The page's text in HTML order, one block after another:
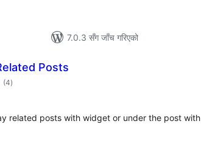
7.0.3 सँग जाँच गरिएको
Posts
(4कुल
रेटिङ्गहरू
)
related posts with widget or under the post with